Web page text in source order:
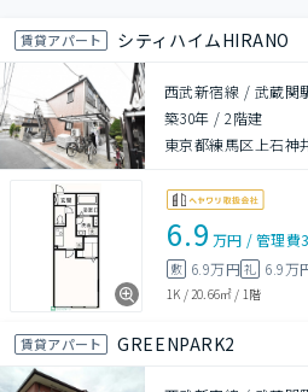
賃貸アパート シティハイムHIRANO
西武新宿線 / 武蔵関
築30年 /2階建
東京都練馬区上石神
6.9 万円 /管理費
敷 6.9万円礼 6.9万
1K /20.66㎡ / 1階
賃貸アパート GREENPARK2